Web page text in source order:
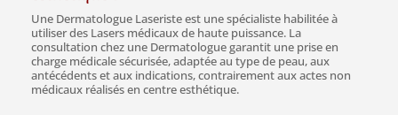
Une Dermatologue Laseriste est une spécialiste habilitée à
utiliser des Lasers médicaux de haute puissance. La
consultation chez une Dermatologue garantit une prise en
charge médicale sécurisée, adaptée au type de peau, aux
antécédents et aux indications, contrairement aux actes non
médicaux réalisés en centre esthétique.